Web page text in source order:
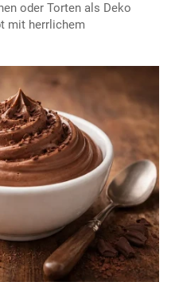
oder Torten als Deko
mit herrlichem